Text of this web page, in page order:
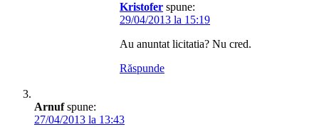
Kristofer spune:
29/04/2013 la 15:19
Au anuntat licitatia? Nu cred.
Răspunde
Arnuf spune:
27/04/2013 la 13:43